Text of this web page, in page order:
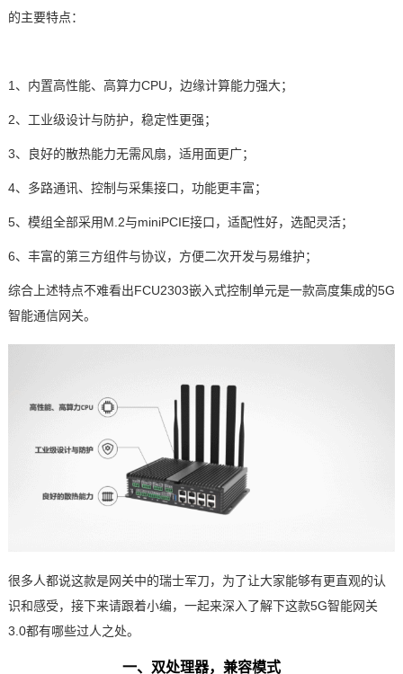
的主要特点：
1、内置高性能、高算力CPU， 边缘计算能力强大；
2、工业级设计与防护，稳定性更强；
3、良好的散热能力无需风扇，适用面更广；
4、多路通讯、控制与采集接口，功能更丰富；
5、模组全部采用M.2与miniPCIE接口，适配性好，选配灵活；
6、丰富的第三方组件与协议，方便二次开发与易维护；
综合上述特点不难看出FCU2303嵌入式控制单元是一款高度集成的5G
智能通信网关。
很多人都说这款是网关中的瑞士军刀，为了让大家能够有更直观的认
识和感受，接下来请跟着小编，一起来深入了解下这款5G智能网关
3.0都有哪些过人之处。
一、双处理器，兼容模式